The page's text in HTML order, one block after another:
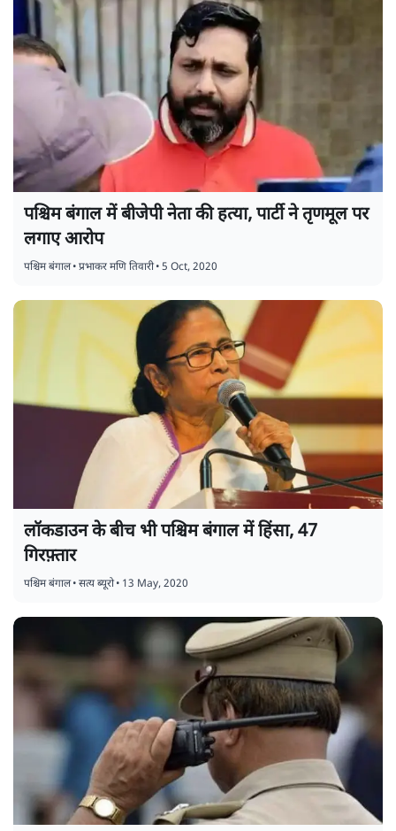
पश्चिम बंगाल में बीजेपी नेता की हत्या, पार्टी ने तृणमूल पर
लगाए आरोप
पश्चिम बंगाल•प्रभाकर मणि तिवारी•5 Oct, 2020
लॉकडाउन के बीच भी पश्चिम बंगाल में हिंसा, 47
गिरफ़्तार
पश्चिम बंगाल•सत्य ब्यूरो• 13 May, 2020